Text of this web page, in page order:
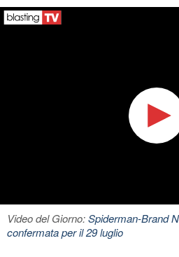
Video del Giorno:Spiderman-Brand
confermata per il 29 luglio